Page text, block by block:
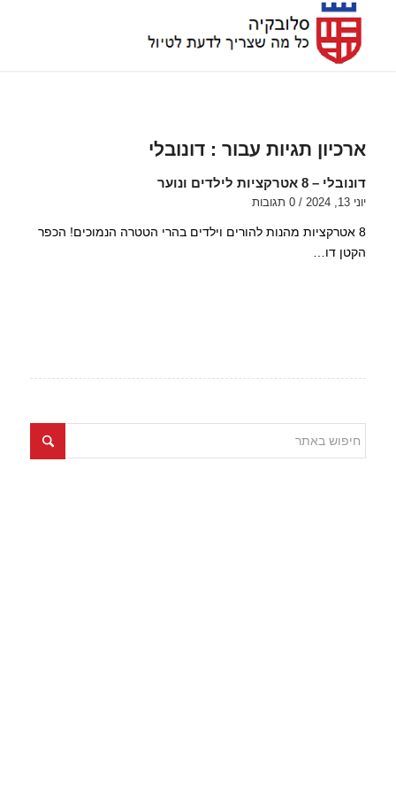
ארכיון תגיות עבור : דונובלי
דונובלי – 8 אטרקציות לילדים ונוער
יוני 13, 2024 / 0 תגובות
8 אטרקציות מהנות להורים וילדים בהרי הטטרה הנמוכים! הכפר
הקטן דו…